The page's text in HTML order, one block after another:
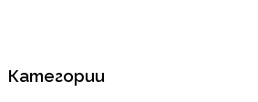
Категории